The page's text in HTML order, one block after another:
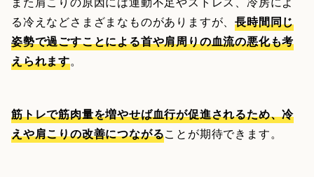
る冷えなどさまざまなものがありますが、長時間同じ
姿勢で過ごすことによる首や肩周りの血流の悪化も考
えられます。
筋トレで筋肉量を増やせば血行が促進されるため、冷
えや肩こりの改善につながることが期待できます。